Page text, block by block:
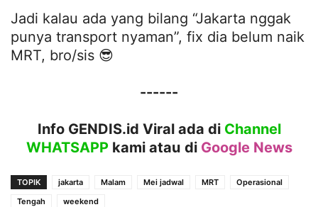
Jadi kalau ada yang bilang “Jakarta nggak
punya transport nyaman”, fix dia belum naik
MRT, bro/sis 😎
------
Info GENDIS.id Viral ada di Channel
WHATSAPPkami atau di Google News
TOPIK jakarta Malam Mei jadwal MRT
Operasional
Tengah
weekend